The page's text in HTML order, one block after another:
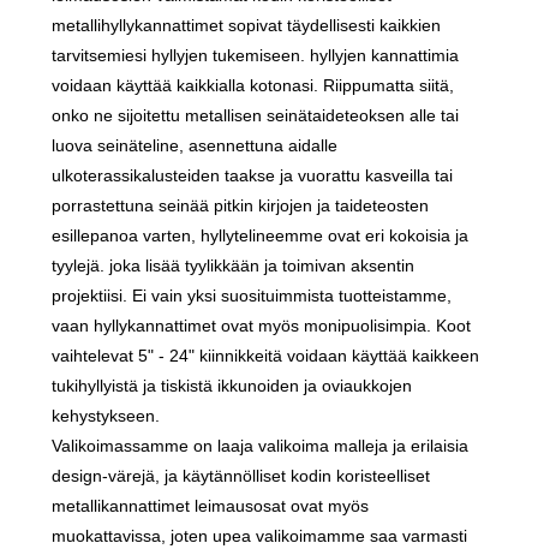
metallihyllykannattimet sopivat täydellisesti kaikkien
tarvitsemiesi hyllyjen tukemiseen. hyllyjen kannattimia
voidaan käyttää kaikkialla kotonasi. Riippumatta siitä,
onko ne sijoitettu metallisen seinätaideteoksen alle tai
luova seinäteline, asennettuna aidalle
ulkoterassikalusteiden taakse ja vuorattu kasveilla tai
porrastettuna seinää pitkin kirjojen ja taideteosten
esillepanoa varten, hyllytelineemme ovat eri kokoisia ja
tyylejä. joka lisää tyylikkään ja toimivan aksentin
projektiisi. Ei vain yksi suosituimmista tuotteistamme,
vaan hyllykannattimet ovat myös monipuolisimpia. Koot
vaihtelevat 5" - 24" kiinnikkeitä voidaan käyttää kaikkeen
tukihyllyistä ja tiskistä ikkunoiden ja oviaukkojen
kehystykseen.
Valikoimassamme on laaja valikoima malleja ja erilaisia ​​
design-värejä, ja käytännölliset kodin koristeelliset
metallikannattimet leimausosat ovat myös
muokattavissa, joten upea valikoimamme saa varmasti